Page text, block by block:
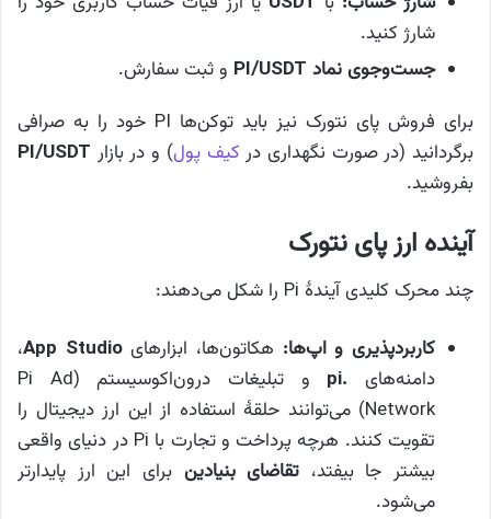
شارژ کنید.
جست‌وجوی نماد PI/USDT
و ثبت سفارش.
برای فروش پای نتورک نیز باید توکن‌ها PI خود را به صرافی
برگردانید (در صورت نگهداری در کیف پول) و در بازار PI/USDT
بفروشید.
آینده ارز پای نتورک
چند محرک کلیدی آیندهٔ Pi را شکل می‌دهند:
کاربردپذیری و اپ‌ها: هکاتون‌ها، ابزارهایApp Studio،
دامنه‌های .pi
و تبلیغات درون‌اکوسیستم (Pi Ad
Network) می‌توانند حلقهٔ استفاده از این ارز دیجیتال را
تقویت کنند. هرچه پرداخت و تجارت با Pi در دنیای واقعی
بیشتر جا بیفتد، تقاضای بنیادین برای این ارز پایدارتر
می‌شود.